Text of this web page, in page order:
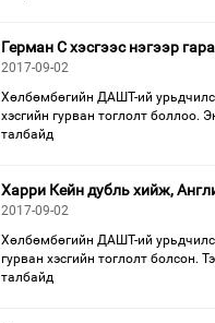
Герман С хэсгээс нэгээр
2017-09-02
Хөлбөмбөгийн ДАШТ-ий
хэсгийн гурван тоглолт боллоо.
талбайд
Харри Кейн дубль хийж,
2017-09-02
Хөлбөмбөгийн ДАШТ-ий
гурван хэсгийн тоглолт болсон.
талбайд